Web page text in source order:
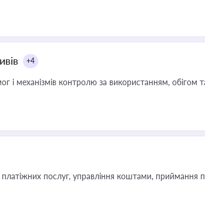
+4
і механізмів контролю за використанням, обігом
приймання платежів та дотримання